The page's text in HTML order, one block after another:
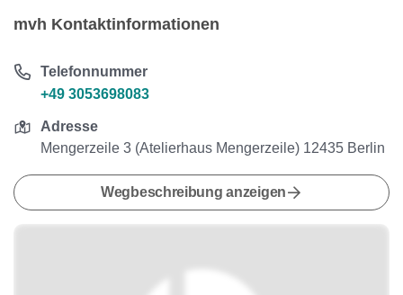
mvh Kontaktinformationen
Telefonnummer
+49 3053698083
Adresse
Mengerzeile 3 (Atelierhaus Mengerzeile) 12435 Berlin
Wegbeschreibung anzeigen